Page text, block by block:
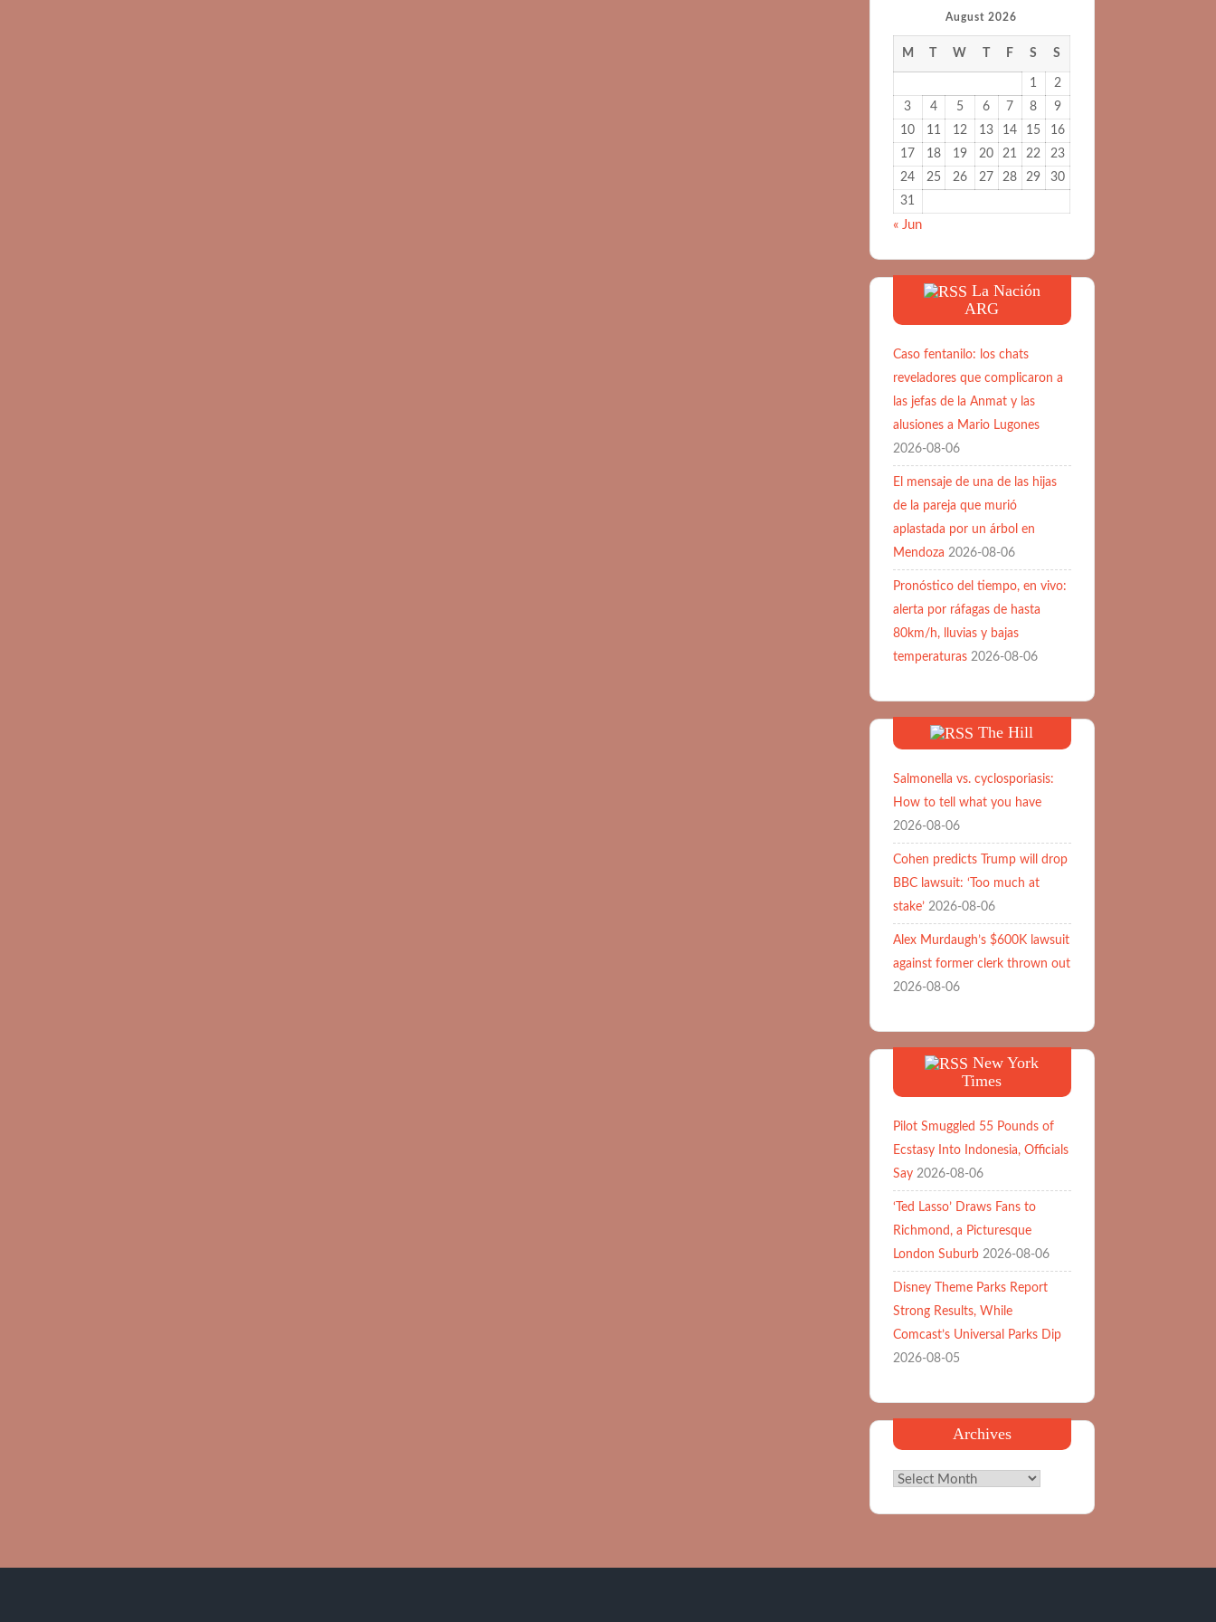
August 2026
M W F S S
1
2
3
4 5 6 7 8
9
10
11 12 13 14 15
16
17
18 19 20 21 22
23
24
25 26 27 28 29
30
31
« Jun
La Nación
ARG
Caso fentanilo: los chats
reveladores que complicaron a
las jefas de la Anmat y las
alusiones a Mario Lugones
2026-08-06
El mensaje de una de las hijas
de la pareja que murió
aplastada por un árbol en
Mendoza 2026-08-06
Pronóstico del tiempo, en vivo:
alerta por ráfagas de hasta
80km/h, lluvias y bajas
temperaturas 2026-08-06
The Hill
Salmonella vs. cyclosporiasis:
How to tell what you have
2026-08-06
Cohen predicts Trump will drop
BBC lawsuit: ‘Too much at
stake’ 2026-08-06
Alex Murdaugh’s $600K lawsuit
against former clerk thrown out
2026-08-06
New York
Times
Pilot Smuggled 55 Pounds of
Ecstasy Into Indonesia, Officials
Say 2026-08-06
‘Ted Lasso’ Draws Fans to
Richmond, a Picturesque
London Suburb 2026-08-06
Disney Theme Parks Report
Strong Results, While
Comcast’s Universal Parks Dip
2026-08-05
Archives
Archives